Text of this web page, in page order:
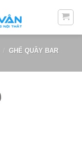
/ GHẾ QUẦY BAR